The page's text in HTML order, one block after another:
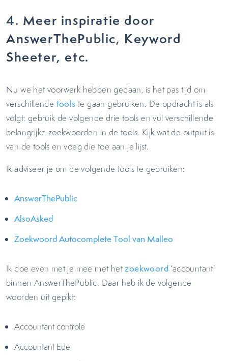
4. Meer inspiratie door
AnswerThePublic, Keyword
Sheeter, etc.
Nu we het voorwerk hebben gedaan, is het pas tijd om
verschillende tools te gaan gebruiken. De opdracht is als
volgt: gebruik de volgende drie tools en vul verschillende
belangrijke zoekwoorden in de tools. Kijk wat de output is
van de tools en voeg die toe aan je lijst.
Ik adviseer je om de volgende tools te gebruiken:
AnswerThePublic
AlsoAsked
Zoekwoord Autocomplete Tool van Malleo
Ik doe even met je mee met hetzoekwoord ‘accountant’
binnen AnswerThePublic. Daar heb ik de volgende
woorden uit gepikt:
Accountant controle
Accountant Ede